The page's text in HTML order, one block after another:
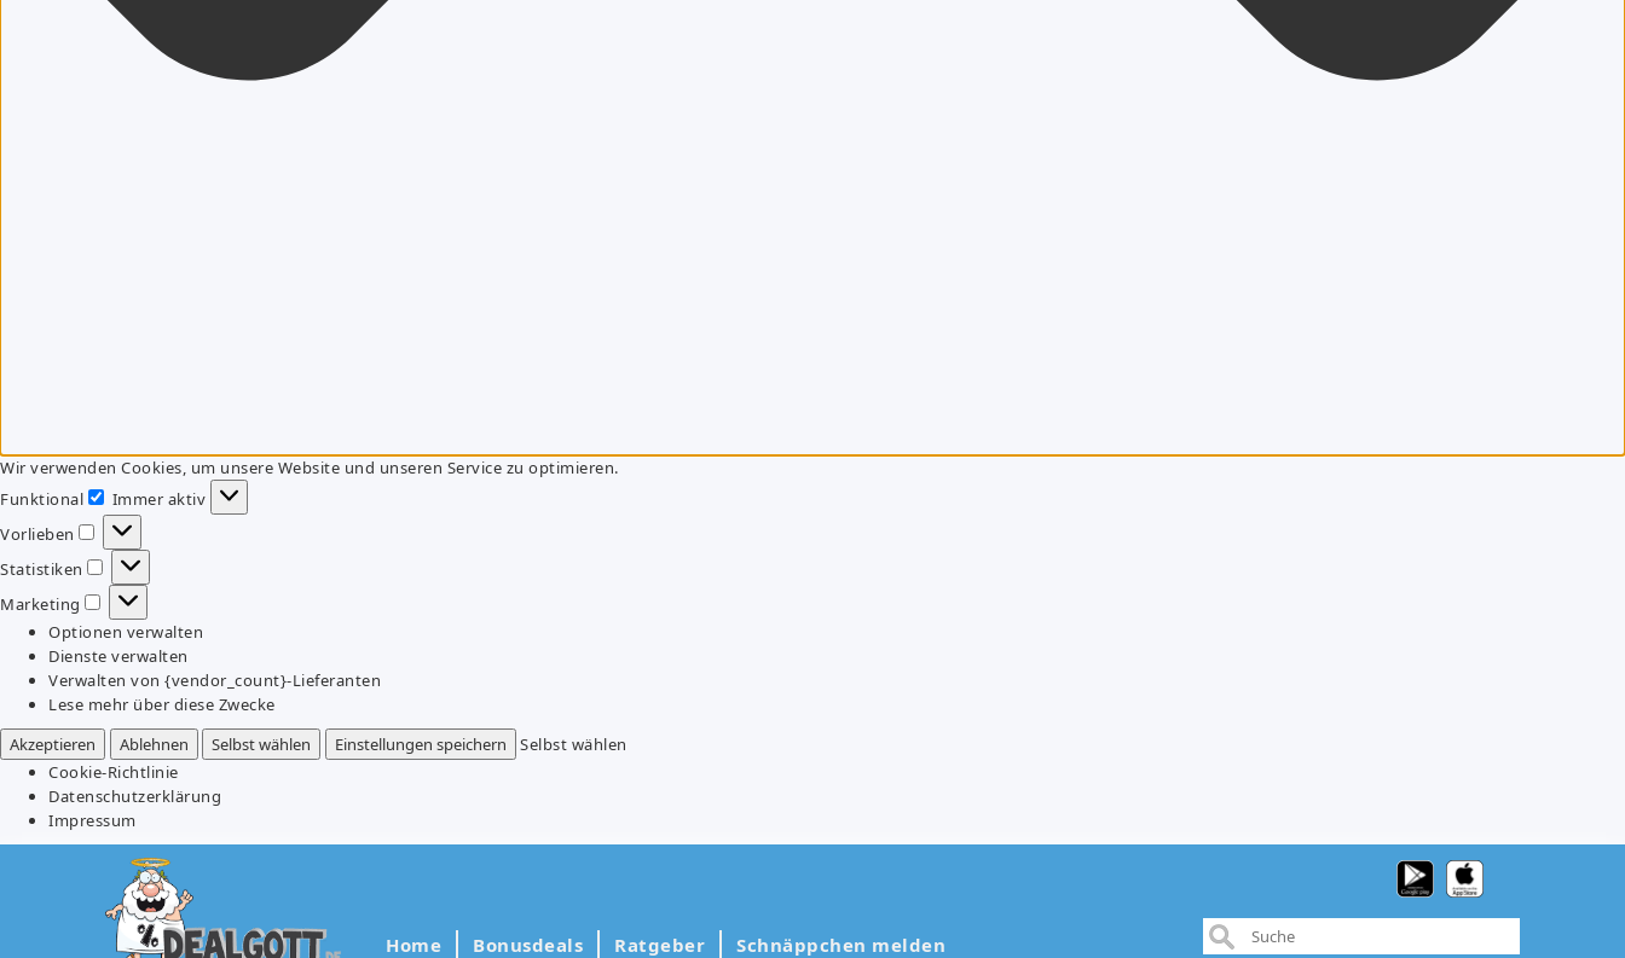
Wir verwenden Cookies, um unsere Website und unseren Service zu optimieren.
Funktional
Funktional
Immer aktiv
Vorlieben
Vorlieben
Statistiken
Statistiken
Marketing
Marketing
Optionen verwalten
Dienste verwalten
Verwalten von {vendor_count}-Lieferanten
Lese mehr über diese Zwecke
Akzeptieren
Ablehnen Selbst wählen Einstellungen speichern
Selbst wählen
Cookie-Richtlinie
Datenschutzerklärung
Impressum
Home Bonusdeals Ratgeber Schnäppchen melden